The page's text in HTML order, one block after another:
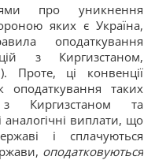
про уникнення
яких є Україна,
оподаткування
з Киргизстаном,
Проте, ці конвенції
оподаткування таких
Киргизстаном та
виплати, що
і сплачуються
оподатковуються